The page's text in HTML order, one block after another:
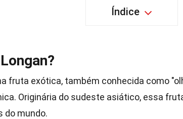
Índice
fruta exótica, também conhecida como
Originária do sudeste asiático, essa
do mundo.